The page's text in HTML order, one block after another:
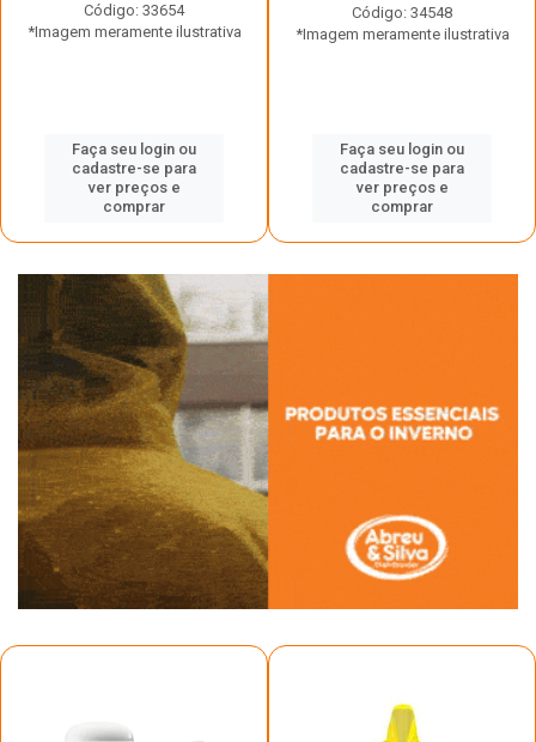
Código: 33654
*Imagem meramente ilustrativa
Faça seu login ou
cadastre-se para
ver preços e
comprar
Código: 34548
*Imagem meramente ilustrativa
Faça seu login ou
cadastre-se para
ver preços e
comprar